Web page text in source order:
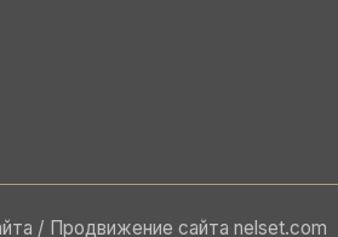
/ Продвижение сайта nelset.com